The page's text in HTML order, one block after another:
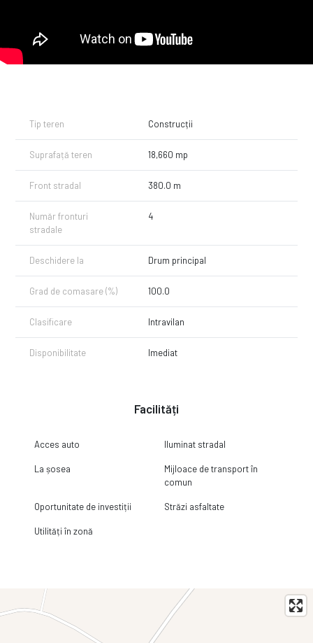
pentru accesul la apă, iar rețeaua de gaze se află la distanță medie,
oferind perspective de extindere și conectare în viitor.
infrastructură și oportunități de creștere semnificativă. O investiție în
acest teren înseamnă investiție într-un viitor prosper și solid.
Și cum pretul solicitat este unul corect, nu ratați ocazia de a suna
acum pentru stabilire vizita si informatii suplimentare - Comision 0% la
Cumparator!.
Tip teren Construcții
Suprafață teren 18,660 mp
Front stradal 380.0 m
Număr fronturi
stradale
4
Deschidere la Drum principal
Grad de comasare (%) 100.0
Clasificare Intravilan
Disponibilitate Imediat
Facilități
Acces auto Iluminat stradal
La șosea
Mijloace de transport în
comun
Oportunitate de investiții Străzi asfaltate
Utilități în zonă